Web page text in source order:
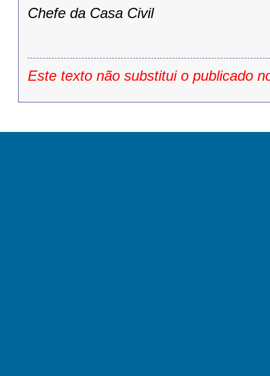
Chefe da Casa Civil
Este texto não substitui o publicado